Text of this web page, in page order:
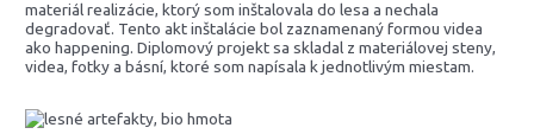
materiál realizácie, ktorý som inštalovala do lesa a nechala
degradovať. Tento akt inštalácie bol zaznamenaný formou videa
ako happening. Diplomový projekt sa skladal z materiálovej steny,
videa, fotky a básní, ktoré som napísala k jednotlivým miestam.